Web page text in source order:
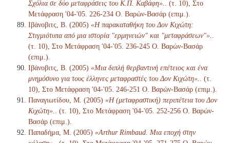
Σχόλια σε δύο μεταφράσεις του Κ.Π. Καβάφη».
. (τ. 10), Στο
Μετάφραση '04-'05. 226-234 Ο. Βαρών-Βασάρ (επιμ.).
Ιβάνοβιτς, Β. (2005) «Η παρακαταθήκη του Δον Κιχώτη:
Στιγμιότυπα από μια ιστορία "ερμηνειών" και "μεταφράσεων"».
(τ. 10), Στο Μετάφραση '04-'05. 236-245 Ο. Βαρών-Βασάρ
(επιμ.).
Ιβάνοβιτς, Β. (2005) «Μια διπλή θερβαντινή επέτειος και ένα
μνημόσυνο για τους έλληνες μεταφραστές του Δον Κιχώτη».
. (τ.
10), Στο Μετάφραση '04-'05. 246-251 Ο. Βαρών-Βασάρ (επιμ.).
Παναγιωτίδου, Μ. (2005) «Η (μεταφραστική) περιπέτεια του Δον
Κιχώτη».
. (τ. 10), Στο Μετάφραση '04-'05. 252-256 Ο. Βαρών-
Βασάρ (επιμ.).
Παπαδήμα, Μ. (2005) «Arthur Rimbaud. Μια εποχή στην